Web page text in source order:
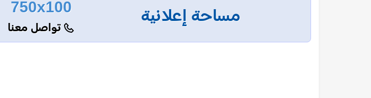
مساحة إعلانية
750x100
تواصل معنا